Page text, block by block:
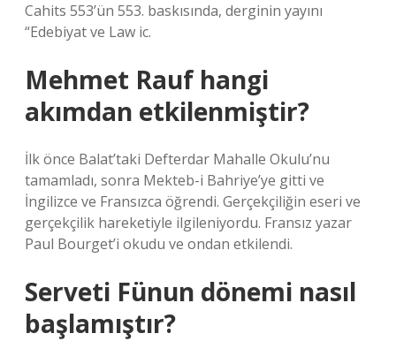
Cahits 553’ün 553. baskısında, derginin yayını
“Edebiyat ve Law ic.
Mehmet Rauf hangi
akımdan etkilenmiştir?
İlk önce Balat’taki Defterdar Mahalle Okulu’nu
tamamladı, sonra Mekteb-i Bahriye’ye gitti ve
İngilizce ve Fransızca öğrendi. Gerçekçiliğin eseri ve
gerçekçilik hareketiyle ilgileniyordu. Fransız yazar
Paul Bourget’i okudu ve ondan etkilendi.
Serveti Fünun dönemi nasıl
başlamıştır?